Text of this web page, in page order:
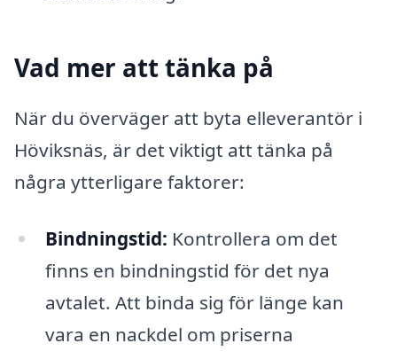
Vad mer att tänka på
När du överväger att byta elleverantör i
Höviksnäs, är det viktigt att tänka på
några ytterligare faktorer:
Bindningstid: Kontrollera om det
finns en bindningstid för det nya
avtalet. Att binda sig för länge kan
vara en nackdel om priserna